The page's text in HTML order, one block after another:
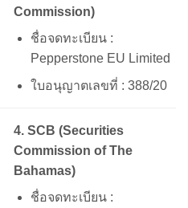
Commission)
ชื่อจดทะเบียน :
Pepperstone EU Limited
ใบอนุญาตเลขที่ : 388/20
4. SCB (Securities
Commission of The
Bahamas)
ชื่อจดทะเบียน :